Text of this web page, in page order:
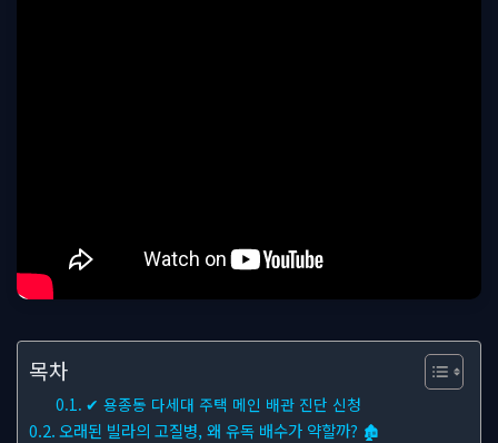
목차
✔ 용종동 다세대 주택 메인 배관 진단 신청
오래된 빌라의 고질병, 왜 유독 배수가 약할까? 🏚